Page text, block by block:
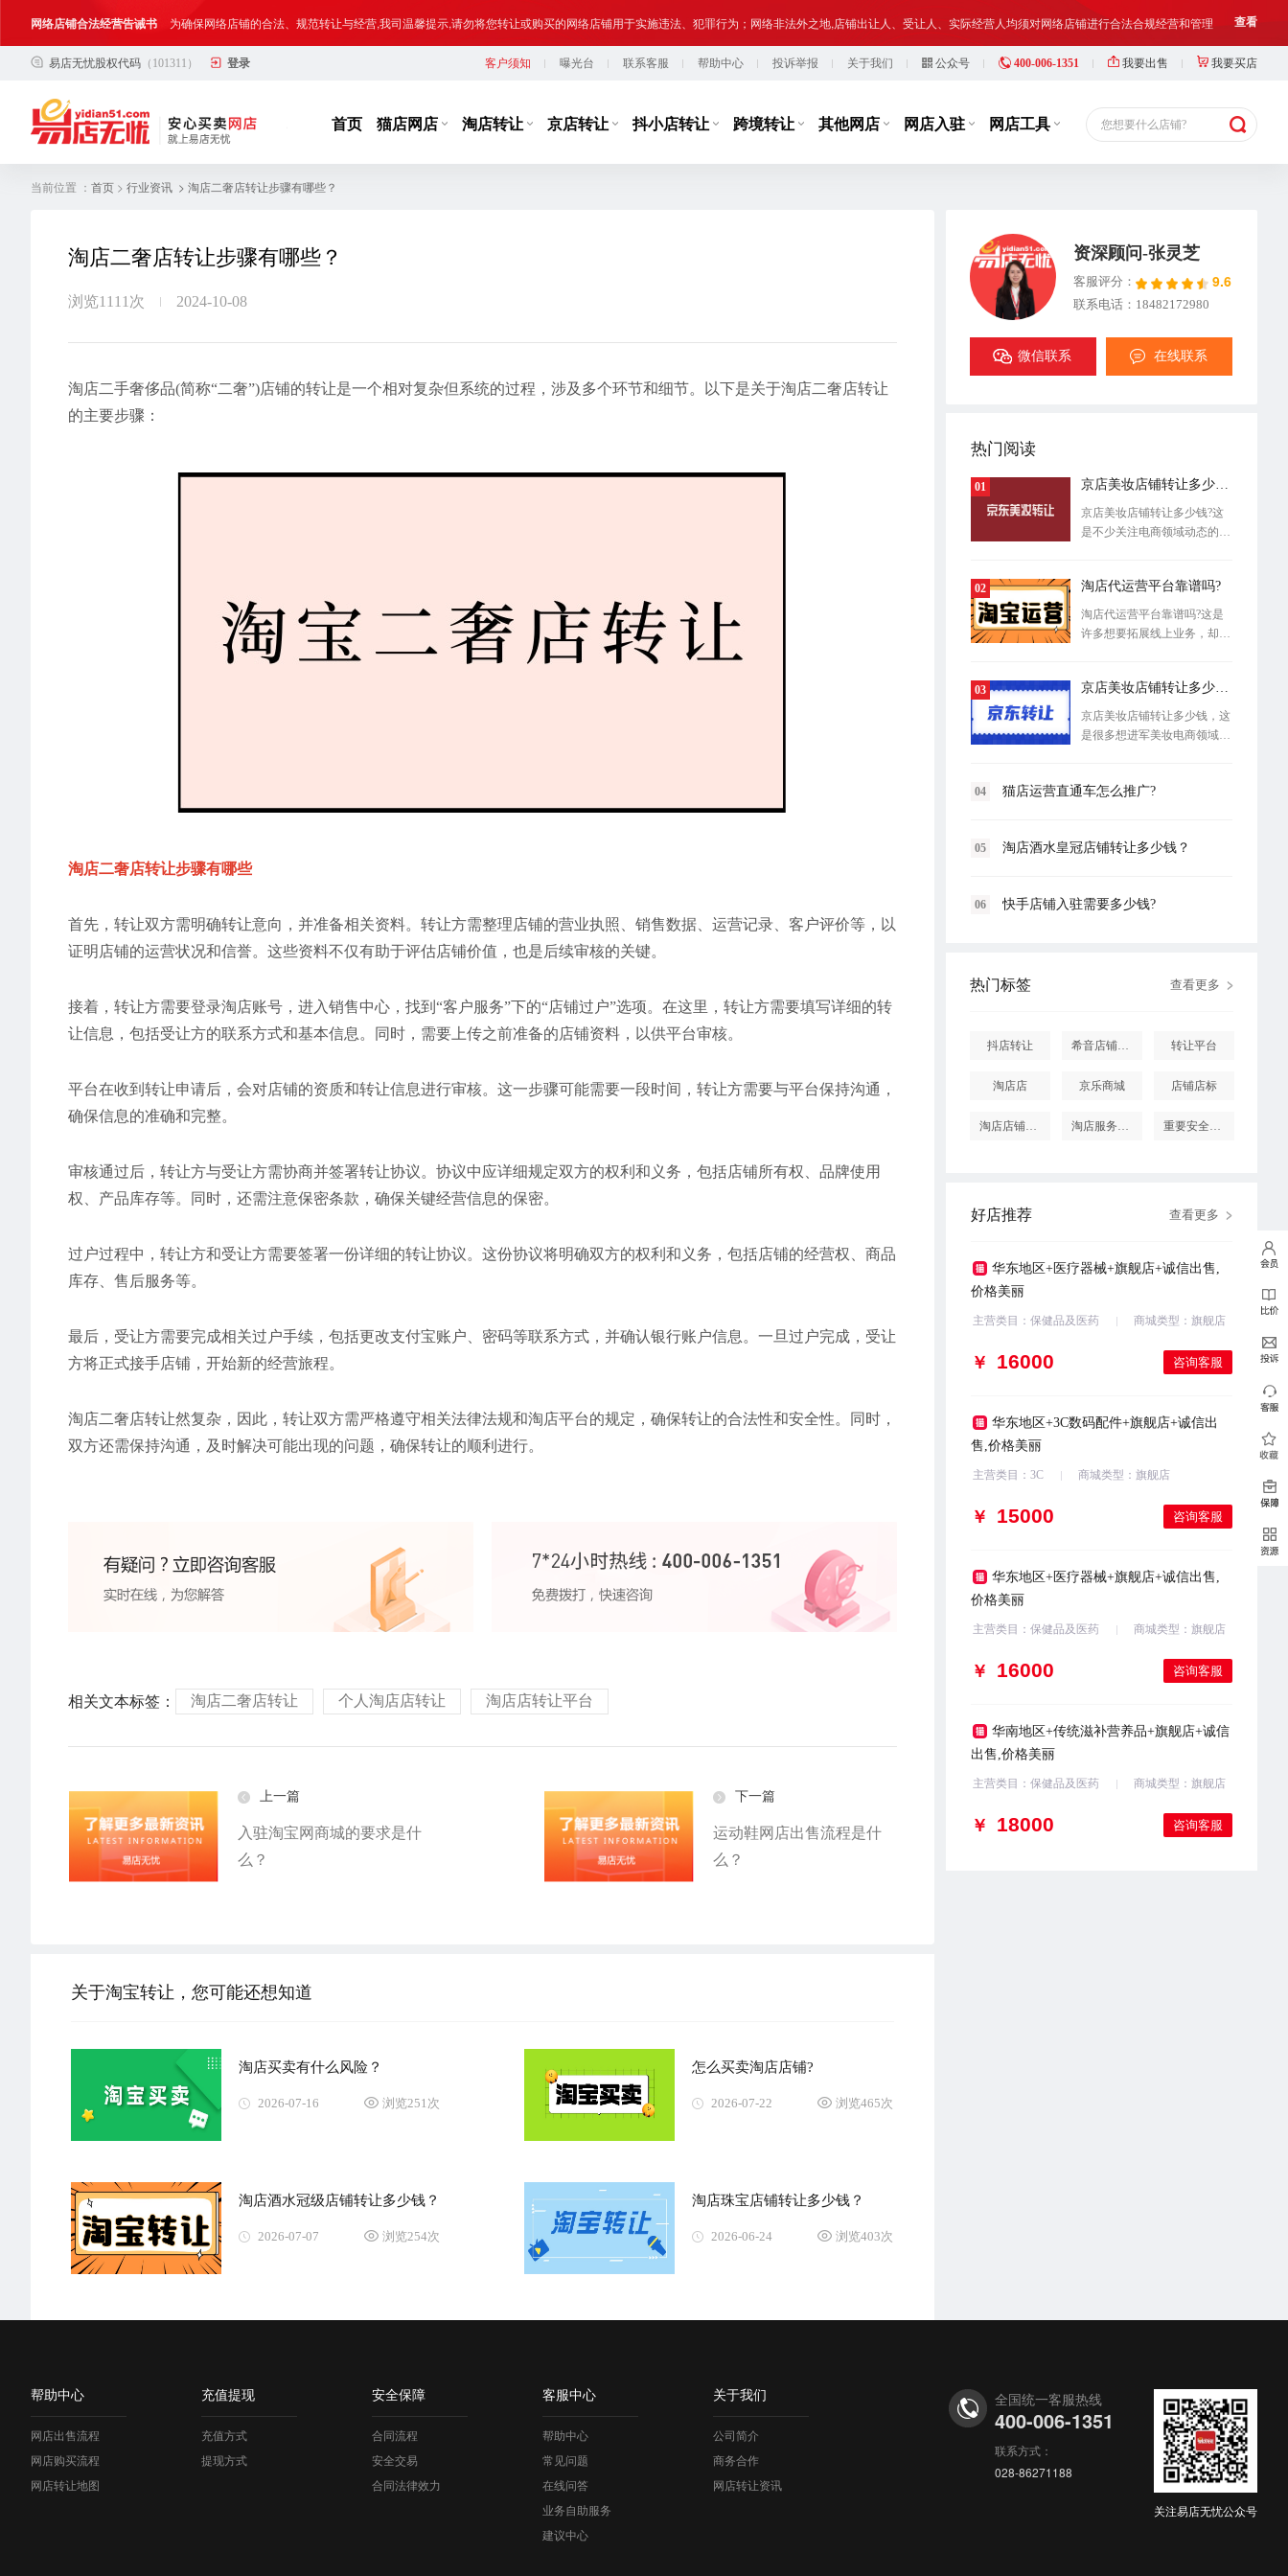
网络店铺合法经营告诫书 为确保网络店铺的合法、规范转让与经营,我司温馨提示,请勿将您转让或购买的网络店铺用于实施违法、犯罪行为；网络非法外之地,店铺出让人、受让人、实际经营人均须对网络店铺进行合法合规经营和管理 查看
合法合规经营告客户书 部分客户在购买抖店网络店铺后，存在试图规避平台监管，从事违规经营活动的行为，如引导线下交易、发布违规内容、进行虚假宣传等，此类行为违反了国家相关法律法规，也损害了抖店平台的市场秩序 查看
网络店铺合法经营告诫书 为确保网络店铺的合法、规范转让与经营,我司温馨提示,请勿将您转让或购买的网络店铺用于实施违法、犯罪行为；网络非法外之地,店铺出让人、受让人、实际经营人均须对网络店铺进行合法合规经营和管理 查看
易店无忧股权代码 （101311） 登录 客户须知 曝光台 联系客服 帮助中心 投诉举报 关于我们 公众号 400-006-1351 我要出售 我要买店
首页 猫店网店 淘店转让 京店转让 抖小店转让 跨境转让 其他网店 网店入驻 网店工具 您想要什么店铺?
当前位置 ： 首页 > 行业资讯 > 淘店二奢店转让步骤有哪些？
淘店二奢店转让步骤有哪些？
浏览1111次 2024-10-08
淘店二手奢侈品(简称“二奢”)店铺的转让是一个相对复杂但系统的过程，涉及多个环节和细节。以下是关于淘店二奢店转让
的主要步骤：
淘店二奢店转让步骤有哪些
首先，转让双方需明确转让意向，并准备相关资料。转让方需整理店铺的营业执照、销售数据、运营记录、客户评价等，以
证明店铺的运营状况和信誉。这些资料不仅有助于评估店铺价值，也是后续审核的关键。
接着，转让方需要登录淘店账号，进入销售中心，找到“客户服务”下的“店铺过户”选项。在这里，转让方需要填写详细的转
让信息，包括受让方的联系方式和基本信息。同时，需要上传之前准备的店铺资料，以供平台审核。
平台在收到转让申请后，会对店铺的资质和转让信息进行审核。这一步骤可能需要一段时间，转让方需要与平台保持沟通，
确保信息的准确和完整。
审核通过后，转让方与受让方需协商并签署转让协议。协议中应详细规定双方的权利和义务，包括店铺所有权、品牌使用
权、产品库存等。同时，还需注意保密条款，确保关键经营信息的保密。
过户过程中，转让方和受让方需要签署一份详细的转让协议。这份协议将明确双方的权利和义务，包括店铺的经营权、商品
库存、售后服务等。
最后，受让方需要完成相关过户手续，包括更改支付宝账户、密码等联系方式，并确认银行账户信息。一旦过户完成，受让
方将正式接手店铺，开始新的经营旅程。
淘店二奢店转让然复杂，因此，转让双方需严格遵守相关法律法规和淘店平台的规定，确保转让的合法性和安全性。同时，
双方还需保持沟通，及时解决可能出现的问题，确保转让的顺利进行。
相关文本标签： 淘店二奢店转让 个人淘店店转让 淘店店转让平台
上一篇
入驻淘宝网商城的要求是什
么？
下一篇
运动鞋网店出售流程是什
么？
关于淘宝转让，您可能还想知道
淘店买卖有什么风险？
2026-07-16 浏览251次
怎么买卖淘店店铺?
2026-07-22 浏览465次
淘店酒水冠级店铺转让多少钱？
2026-07-07 浏览254次
淘店珠宝店铺转让多少钱？
2026-06-24 浏览403次
资深顾问-张灵芝
客服评分： 9.6
联系电话：18482172980
微信联系 在线联系
热门阅读
01 京店美妆店铺转让多少钱?
京店美妆店铺转让多少钱?这
是不少关注电商领域动态的创
02 淘店代运营平台靠谱吗?
淘店代运营平台靠谱吗?这是
许多想要拓展线上业务，却又
03 京店美妆店铺转让多少钱？
京店美妆店铺转让多少钱，这
是很多想进军美妆电商领域的
04 猫店运营直通车怎么推广?
05 淘店酒水皇冠店铺转让多少钱？
06 快手店铺入驻需要多少钱?
热门标签 查看更多
抖店转让 希音店铺购买 转让平台
淘店店 京乐商城 店铺店标
淘店店铺怎么投诉 淘店服务市场 重要安全提醒
好店推荐 查看更多
华东地区+医疗器械+旗舰店+诚信出售,
价格美丽
主营类目：保健品及医药 商城类型：旗舰店
￥ 咨询客服
华东地区+3C数码配件+旗舰店+诚信出
售,价格美丽
主营类目：3C 商城类型：旗舰店
￥ 咨询客服
华东地区+医疗器械+旗舰店+诚信出售,
价格美丽
主营类目：保健品及医药 商城类型：旗舰店
￥ 咨询客服
华南地区+传统滋补营养品+旗舰店+诚信
出售,价格美丽
主营类目：保健品及医药 商城类型：旗舰店
￥ 咨询客服
帮助中心
网店出售流程
网店购买流程
网店转让地图
充值提现
充值方式
提现方式
安全保障
合同流程
安全交易
合同法律效力
客服中心
帮助中心
常见问题
在线问答
业务自助服务
建议中心
关于我们
公司简介
商务合作
网店转让资讯
全国统一客服热线
400-006-1351
联系方式：
028-86271188
关注易店无忧公众号